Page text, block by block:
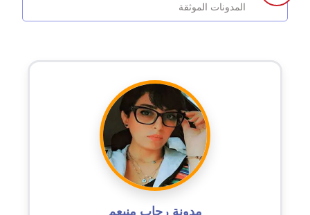
مدونة احمد ابراهيم
مدونة احمد البحيري
عاملة
مدونة أحمد الجمال
المدونات الموثقة
مدونة رحاب منيعم